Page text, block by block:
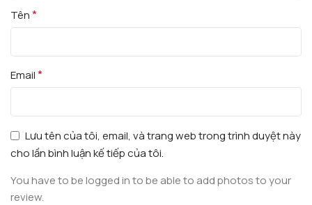
Tên*
Email*
Lưu tên của tôi, email, và trang web trong trình duyệt này
cho lần bình luận kế tiếp của tôi.
You have to be logged in to be able to add photos to your
review.